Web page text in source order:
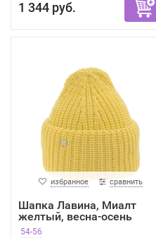
1 344 руб.
избранное сравнить
Шапка Лавина, Миалт
желтый, весна-осень
54-56